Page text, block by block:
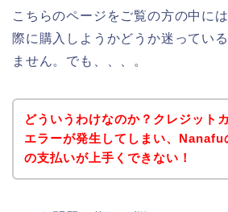
こちらのページをご覧の方の中に
際に購入しようかどうか迷ってい
ません。でも、、、。
どういうわけなのか？クレジット
エラーが発生してしまい、Nanafu
の支払いが上手くできない！